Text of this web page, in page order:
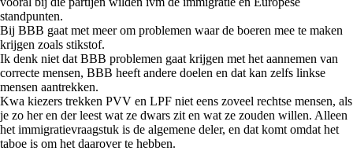
standpunten.
Bij BBB gaat met meer om problemen waar de boeren mee te maken
krijgen zoals stikstof.
Ik denk niet dat BBB problemen gaat krijgen met het aannemen van
correcte mensen, BBB heeft andere doelen en dat kan zelfs linkse
mensen aantrekken.
Kwa kiezers trekken PVV en LPF niet eens zoveel rechtse mensen, als
je zo her en der leest wat ze dwars zit en wat ze zouden willen. Alleen
het immigratievraagstuk is de algemene deler, en dat komt omdat het
taboe is om het daarover te hebben.